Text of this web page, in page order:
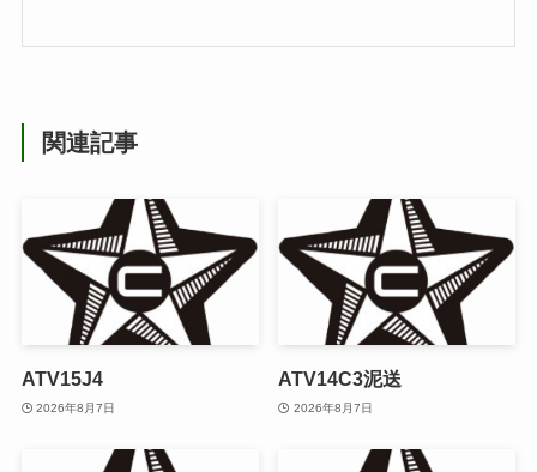
関連記事
ATV15J4
2026年8月7日
ATV14C3泥送
2026年8月7日